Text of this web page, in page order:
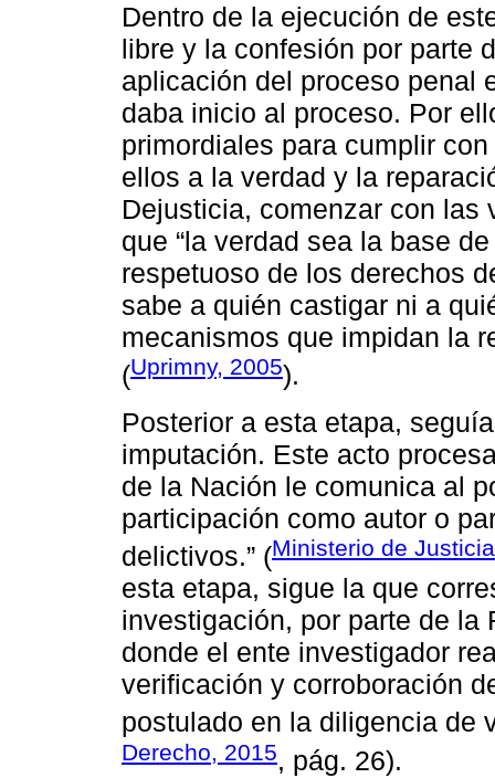
Dentro de la ejecución de
libre y la confesión por parte
aplicación del proceso penal
daba inicio al proceso. Por
primordiales para cumplir
ellos a la verdad y la
Dejusticia, comenzar con las
que “la verdad sea la base
respetuoso de los derechos
sabe a quién castigar ni a
mecanismos que impidan la
(Uprimny, 2005).
Posterior a esta etapa,
imputación. Este acto
de la Nación le comunica al
participación como autor o
delictivos.” (Ministerio de
esta etapa, sigue la que
investigación, por parte de la
donde el ente investigador
verificación y corroboración
postulado en la diligencia de
Derecho, 2015, pág. 26).